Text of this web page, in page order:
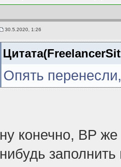
30.5.2020, 1:26
Опять
ну конечно, ВР
нибудь